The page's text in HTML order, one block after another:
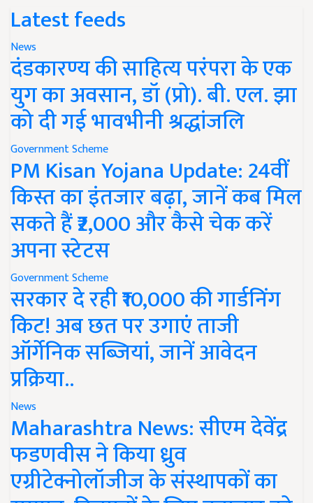
Latest feeds
News
दंडकारण्य की साहित्य परंपरा के एक
युग का अवसान, डॉ (प्रो). बी. एल. झा
को दी गई भावभीनी श्रद्धांजलि
Government Scheme
PM Kisan Yojana Update: 24वीं
किस्त का इंतजार बढ़ा, जानें कब मिल
सकते हैं ₹2,000 और कैसे चेक करें
अपना स्टेटस
Government Scheme
सरकार दे रही ₹10,000 की गार्डनिंग
किट! अब छत पर उगाएं ताजी
ऑर्गेनिक सब्जियां, जानें आवेदन
प्रक्रिया..
News
Maharashtra News: सीएम देवेंद्र
फडणवीस ने किया ध्रुव
एग्रीटेक्नोलॉजीज के संस्थापकों का